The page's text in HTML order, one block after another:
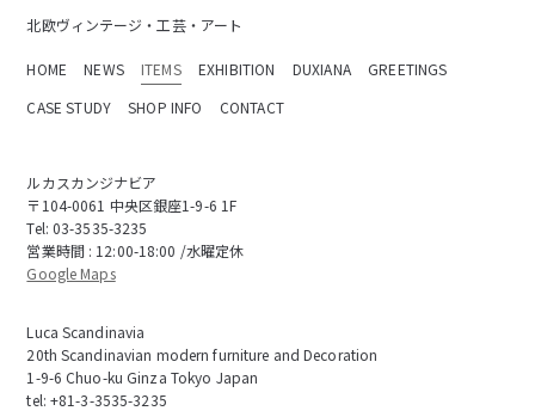
北欧ヴィンテージ・工芸・アート
HOME NEWS ITEMS EXHIBITION DUXIANA
GREETINGS
CASE STUDY
SHOP INFO CONTACT
ルカスカンジナビア
〒104-0061 中央区銀座1-9-6 1F
Tel: 03-3535-3235
営業時間 : 12:00-18:00 /水曜定休
Google Maps
Luca Scandinavia
20th Scandinavian modern furniture and Decoration
1-9-6 Chuo-ku Ginza Tokyo Japan
tel: +81-3-3535-3235